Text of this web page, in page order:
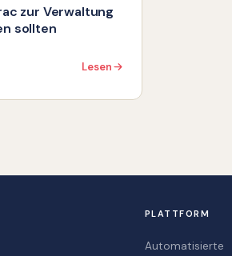
zur Verwaltung
sollten
Lesen
PLATTFORM
Automatisierte